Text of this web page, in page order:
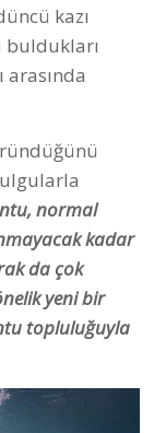
kazı
normal
kadar
da çok
yeni bir
topluluğuyla